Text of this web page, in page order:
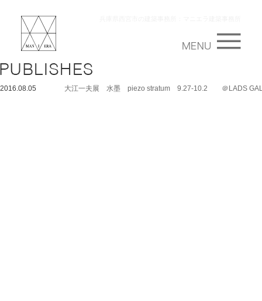
2016.08.05 大江一夫展 水墨 piezo stratum 9.27-10.2 ＠LADS